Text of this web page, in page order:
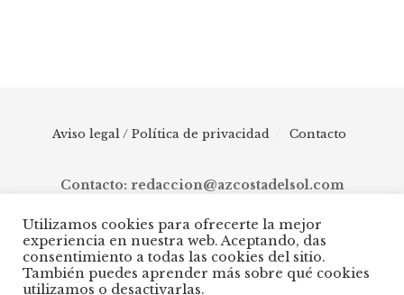
Aviso legal / Política de privacidad Contacto
Contacto: redaccion@azcostadelsol.com
© 2025 AZ Costa del Sol - Diario digital de Málaga capital hasta
Manilva, pasando por Torremolinos, Benalmádena, Fuengirola,
Mijas, Ojén, Marbella, Istán, Benahavís, Estepona y Casares.
Utilizamos cookies para ofrecerte la mejor
experiencia en nuestra web. Aceptando, das
consentimiento a todas las cookies del sitio.
También puedes aprender más sobre qué cookies
utilizamos o desactivarlas.